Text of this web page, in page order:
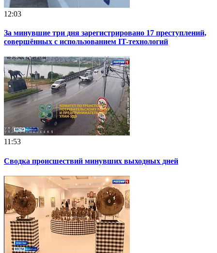
12:03
За минувшие три дня зарегистрировано 17 преступлений,
совершённых с использованием IT-технологий
11:53
Сводка происшествий минувших выходных дней